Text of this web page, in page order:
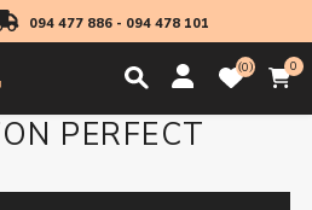
094 477 886- 094 478 101
0 0
PERFECT